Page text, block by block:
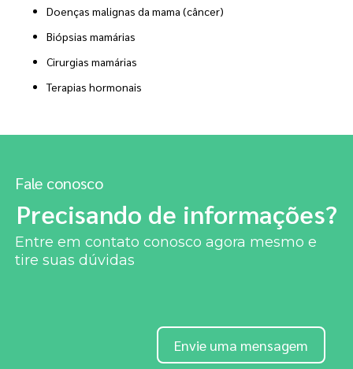
Doenças malignas da mama (câncer)
Biópsias mamárias
Cirurgias mamárias
Terapias hormonais
Fale conosco
Precisando de informações?
Entre em contato conosco agora mesmo e
tire suas dúvidas
Envie uma mensagem